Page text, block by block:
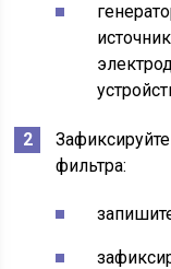
фильтра: